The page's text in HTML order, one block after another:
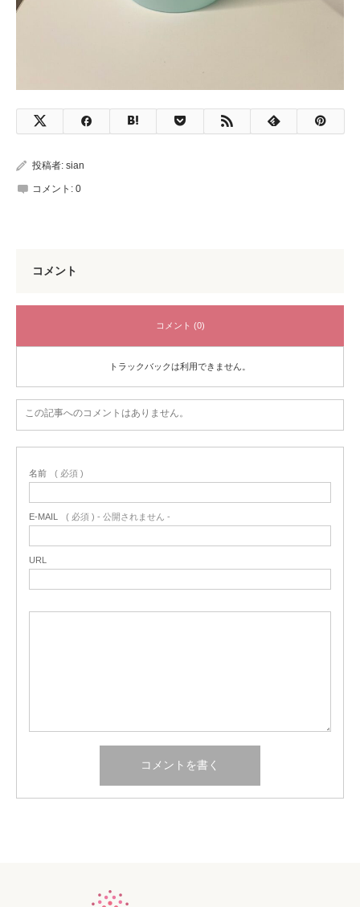
投稿者: sian
コメント: 0
コメント
コメント (0)
トラックバックは利用できません。
この記事へのコメントはありません。
名前 ( 必須 )
E-MAIL ( 必須 ) - 公開されません -
URL